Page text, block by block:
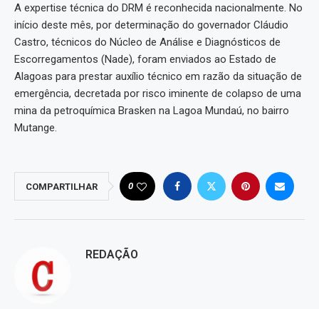
A expertise técnica do DRM é reconhecida nacionalmente. No
início deste mês, por determinação do governador Cláudio
Castro, técnicos do Núcleo de Análise e Diagnósticos de
Escorregamentos (Nade), foram enviados ao Estado de
Alagoas para prestar auxílio técnico em razão da situação de
emergência, decretada por risco iminente de colapso de uma
mina da petroquímica Brasken na Lagoa Mundaú, no bairro
Mutange.
COMPARTILHAR 0
REDAÇÃO